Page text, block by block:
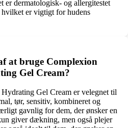
er dermatologisk- og allergitestet
er vigtigt for hudens
at bruge Complexion
Gel Cream?
Gel Cream er velegnet til
tør, sensitiv, kombineret og
gavnlig for dem, der ønsker en
giver dækning, men også plejer